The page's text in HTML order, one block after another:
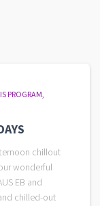
PROGRAM
chillout
wonderful
EB and
chilled-out